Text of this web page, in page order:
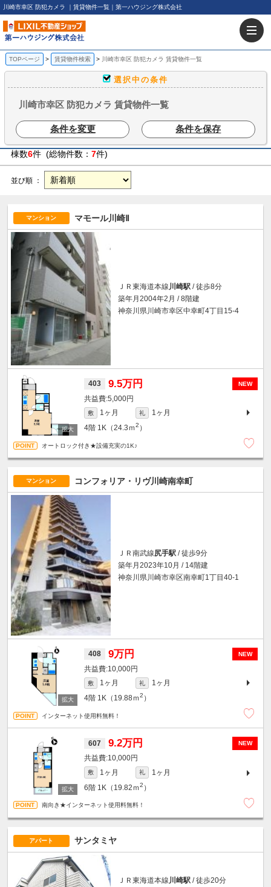
川崎市幸区 防犯カメラ ｜賃貸物件一覧｜第一ハウジング株式会社
TOPページ 賃貸物件検索 川崎市幸区 防犯カメラ 賃貸物件一覧
選択中の条件
川崎市幸区 防犯カメラ 賃貸物件一覧
条件を変更 条件を保存
棟数6件 (総物件数： 7件)
並び順 ：
マンション マモール川崎Ⅱ
ＪＲ東海道本線川崎駅 / 徒歩8分
築年月2004年2月 / 8階建
神奈川県川崎市幸区中幸町4丁目15-4
NEW
403 9.5万円
5,000円
敷 1ヶ月 礼
1ヶ月
4階 1K（24.3ｍ2 ）
オートロック付き★設備充実の1K♪
マンション コンフォリア・リヴ川崎南幸町
ＪＲ南武線尻手駅 / 徒歩9分
築年月2023年10月 / 14階建
神奈川県川崎市幸区南幸町1丁目40-1
NEW
408 9万円
10,000円
敷 1ヶ月 礼
1ヶ月
4階 1K（19.88ｍ2 ）
インターネット使用料無料！
NEW
607 9.2万円
10,000円
敷 1ヶ月 礼
1ヶ月
6階 1K（19.82ｍ2 ）
南向き★インターネット使用料無料！
アパート サンタミヤ
ＪＲ東海道本線 川崎駅 / 徒歩20分